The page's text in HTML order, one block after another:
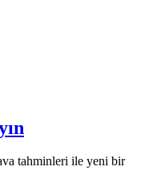
tahminleri ile yeni bir